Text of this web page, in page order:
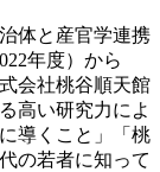
体と産官学連携
年度）から
会社桃谷順天館
高い研究力によ
導くこと」「桃
の若者に知って